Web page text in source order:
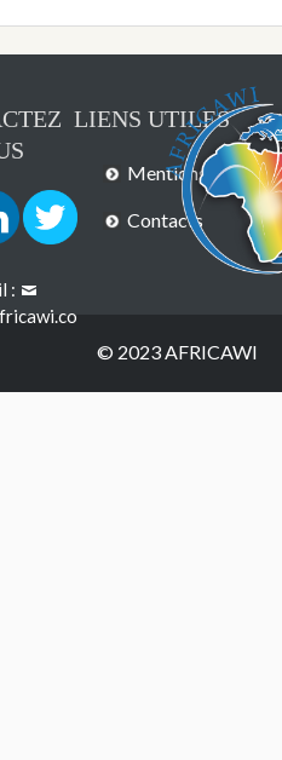
:
LIENS UTILES
Mentions légales
Contacts
© 2023 AFRICAWI